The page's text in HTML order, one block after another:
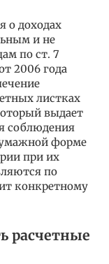
о доходах
и не
по ст. 7
2006 года
листках
выдает
соблюдения
форме
при их
по
конкретному
расчетные